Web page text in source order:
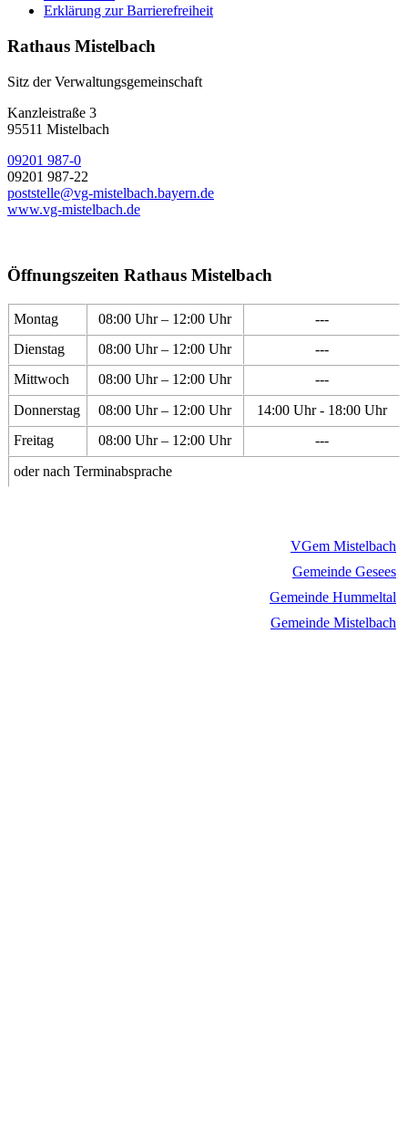
Erklärung zur Barrierefreiheit
Rathaus Mistelbach
Sitz der Verwaltungsgemeinschaft
Kanzleistraße 3
95511 Mistelbach
09201 987-0
09201 987-22
poststelle@vg-mistelbach.bayern.de
www.vg-mistelbach.de
Öffnungszeiten Rathaus Mistelbach
Montag 08:00 Uhr – 12:00 Uhr
---
Dienstag
08:00 Uhr – 12:00 Uhr
---
Mittwoch
08:00 Uhr – 12:00 Uhr
---
Donnerstag
08:00 Uhr – 12:00 Uhr
14:00 Uhr - 18:00 Uhr
Freitag
08:00 Uhr – 12:00 Uhr
---
oder nach Terminabsprache
VGem Mistelbach
Gemeinde Gesees
Gemeinde Hummeltal
Gemeinde Mistelbach